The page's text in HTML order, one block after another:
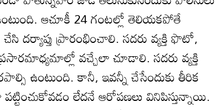
ఆచూకీ 24 గంటల్లో తెలియకపోతే
దర్యాప్తు ప్రారంభించాలి. సదరు వ్యక్తి ఫొటో,
వచ్చేలా చూడాలి. సదరు వ్యక్తి
ఉంటుంది. కానీ, ఇవన్నీ చేసేందుకు తీరిక
లేదనే ఆరోపణలు వినిపిస్తున్నాయి.